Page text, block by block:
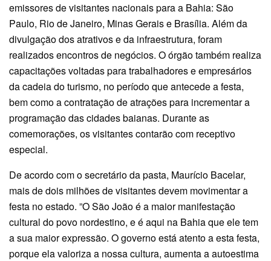
emissores de visitantes nacionais para a Bahia: São
Paulo, Rio de Janeiro, Minas Gerais e Brasília. Além da
divulgação dos atrativos e da infraestrutura, foram
realizados encontros de negócios. O órgão também realiza
capacitações voltadas para trabalhadores e empresários
da cadeia do turismo, no período que antecede a festa,
bem como a contratação de atrações para incrementar a
programação das cidades baianas. Durante as
comemorações, os visitantes contarão com receptivo
especial.
De acordo com o secretário da pasta, Maurício Bacelar,
mais de dois milhões de visitantes devem movimentar a
festa no estado. ”O São João é a maior manifestação
cultural do povo nordestino, e é aqui na Bahia que ele tem
a sua maior expressão. O governo está atento a esta festa,
porque ela valoriza a nossa cultura, aumenta a autoestima